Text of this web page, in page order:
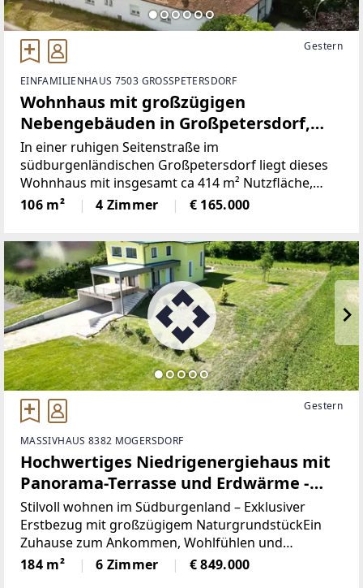
Gestern
EINFAMILIENHAUS 7503 GROSSPETERSDORF
Wohnhaus mit großzügigen
Nebengebäuden in Großpetersdorf,
Burgenland
In einer ruhigen Seitenstraße im
südburgenländischen Großpetersdorf liegt dieses
Wohnhaus mit insgesamt ca 414 m² Nutzfläche,
davon ca 106 m² Wohnfläche auf einem Grundstück
mit der Widmung Bauland-Geschäftsgebiet und
106 m² 4 Zimmer € 165.000
Gestern
MASSIVHAUS 8382 MOGERSDORF
Hochwertiges Niedrigenergiehaus mit
Panorama-Terrasse und Erdwärme -
Wohnen mit Freiraum im
Südburgenland
Stilvoll wohnen im Südburgenland – Exklusiver
Erstbezug mit großzügigem NaturgrundstückEin
Zuhause zum Ankommen, Wohlfühlen und
Bleiben.Dieses hochwertige Niedrigenergiehaus in
Massivbauweise vereint modernes Design,
184 m² 6 Zimmer € 849.000